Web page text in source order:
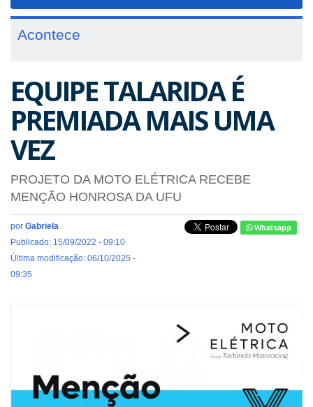
Acontece
EQUIPE TALARIDA É
PREMIADA MAIS UMA
VEZ
PROJETO DA MOTO ELÉTRICA RECEBE
MENÇÃO HONROSA DA UFU
por Gabriela
Publicado: 15/09/2022 - 09:10
Última modificação: 06/10/2025 -
09:35
Whatsapp